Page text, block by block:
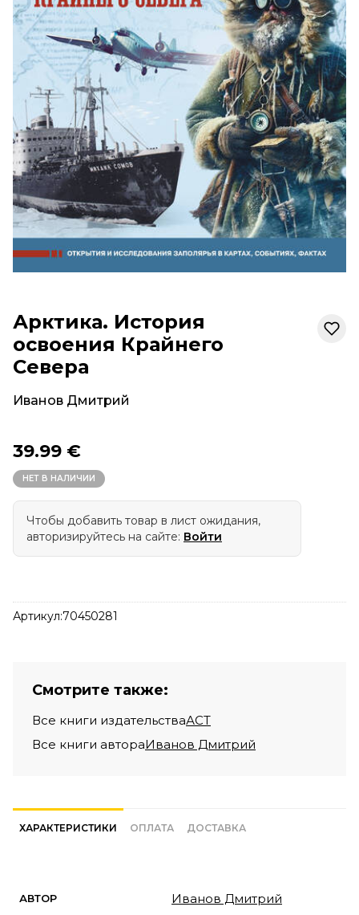
Арктика. История
освоения Крайнего
Севера
Иванов Дмитрий
39.99 €
НЕТ В НАЛИЧИИ
Чтобы добавить товар в лист ожидания,
авторизируйтесь на сайте: Войти
Артикул:70450281
Смотрите также:
Все книги издательстваАСТ
Все книги автораИванов Дмитрий
ХАРАКТЕРИСТИКИ ОПЛАТА ДОСТАВКА
АВТОР Иванов Дмитрий